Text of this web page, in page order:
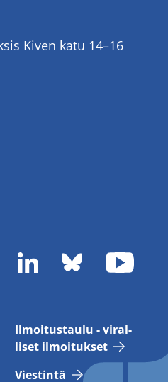
Kiven katu 14–16
Il­moi­tus­tau­lu - vi­ral­
li­set il­moi­tuk­set
Vies­tin­tä